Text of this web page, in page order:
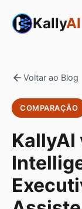
KallyAI
Voltar ao Blog
COMPARAÇÃO
KallyAI